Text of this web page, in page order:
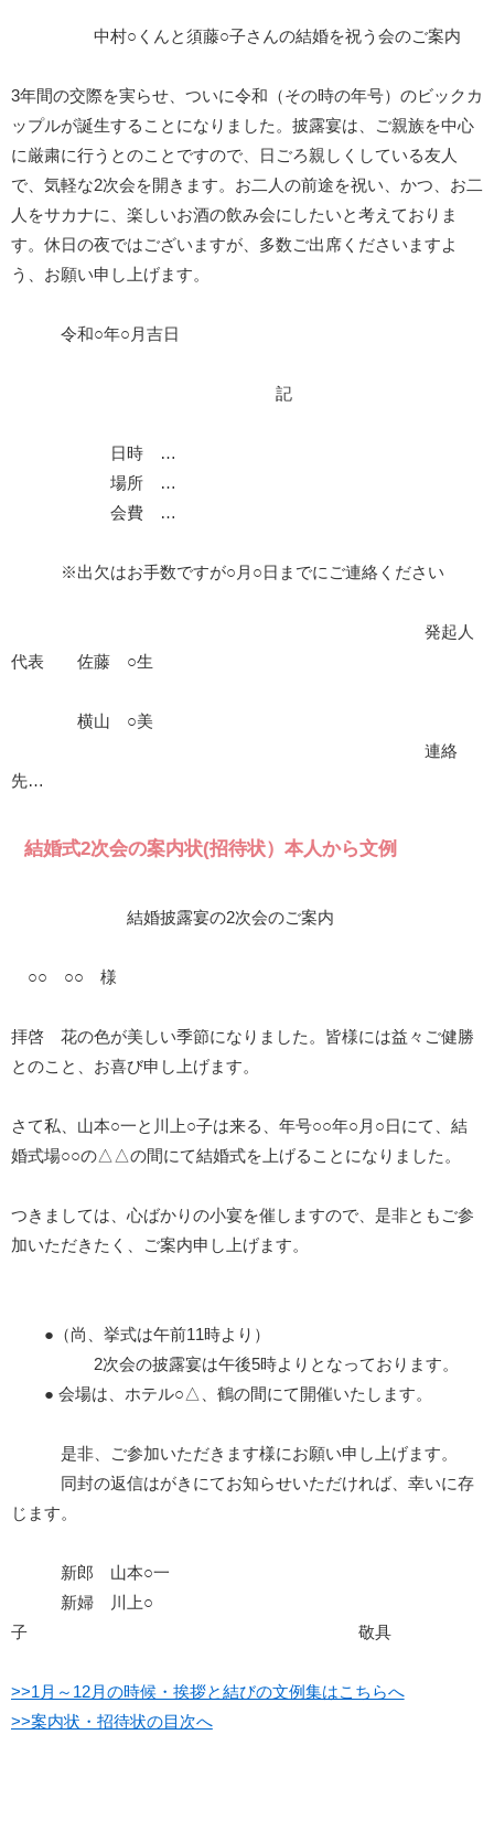
中村○くんと須藤○子さんの結婚を祝う会のご案内
3年間の交際を実らせ、ついに令和（その時の年号）のビックカ
ップルが誕生することになりました。披露宴は、ご親族を中心
に厳粛に行うとのことですので、日ごろ親しくしている友人
で、気軽な2次会を開きます。お二人の前途を祝い、かつ、お二
人をサカナに、楽しいお酒の飲み会にしたいと考えておりま
す。休日の夜ではございますが、多数ご出席くださいますよ
う、お願い申し上げます。
令和○年○月吉日
記
日時 …
場所 …
会費 …
※出欠はお手数ですが○月○日までにご連絡ください
発起人
代表 佐藤 ○生
横山 ○美
連絡
先…
結婚式2次会の案内状(招待状）本人から文例
結婚披露宴の2次会のご案内
○○ ○○ 様
拝啓 花の色が美しい季節になりました。皆様には益々ご健勝
とのこと、お喜び申し上げます。
さて私、山本○一と川上○子は来る、年号○○年○月○日にて、結
婚式場○○の△△の間にて結婚式を上げることになりました。
つきましては、心ばかりの小宴を催しますので、是非ともご参
加いただきたく、ご案内申し上げます。
●（尚、挙式は午前11時より）
2次会の披露宴は午後5時よりとなっております。
● 会場は、ホテル○△、鶴の間にて開催いたします。
是非、ご参加いただきます様にお願い申し上げます。
同封の返信はがきにてお知らせいただければ、幸いに存
じます。
新郎 山本○一
新婦 川上○
子 敬具
>>1月～12月の時候・挨拶と結びの文例集はこちらへ
>>案内状・招待状の目次へ